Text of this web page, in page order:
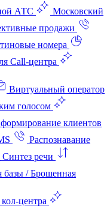
АТС
Московский
продажи
номера
Call-центра
Виртуальный оператор
голосом
клиентов
Распознавание
Синтез речи
базы / Брошенная